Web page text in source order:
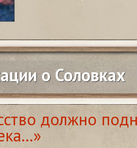
о Соловках
должно